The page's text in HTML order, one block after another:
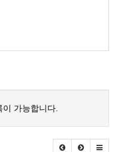
가능합니다.